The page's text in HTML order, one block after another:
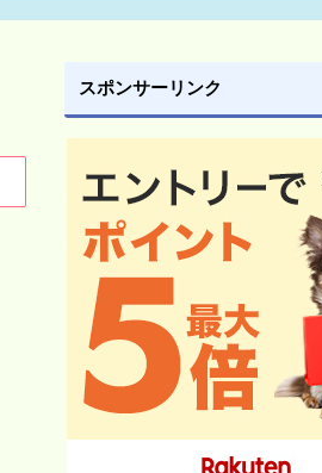
スポンサーリンク